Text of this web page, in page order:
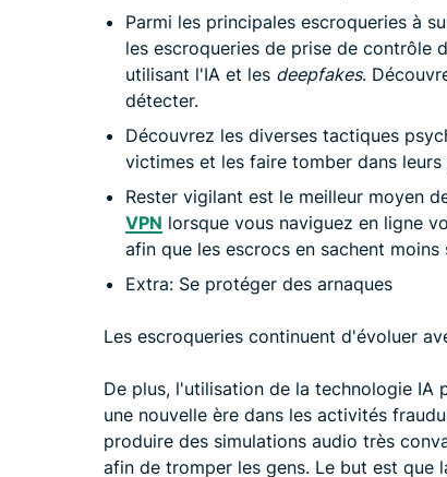
Parmi les principales escroqueries à
les escroqueries de prise de contrôle
utilisant l'IA et les deepfakes.
détecter.
Découvrez les diverses tactiques
victimes et les faire tomber dans leurs
Rester vigilant est le meilleur moyen
VPN lorsque vous naviguez en ligne
afin que les escrocs en sachent moins
Extra: Se protéger des arnaques
Les escroqueries continuent d'évoluer
De plus, l'utilisation de la technologie IA
une nouvelle ère dans les activités
produire des simulations audio très
afin de tromper les gens. Le but est que